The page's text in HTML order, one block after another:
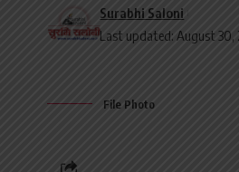
Last updated: August 30,
Surabhi Saloni
File Photo